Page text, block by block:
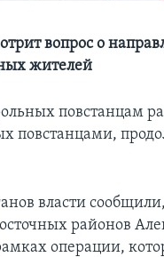
вопрос о
жителей
повстанцам
повстанцами,
власти
районов
операции,